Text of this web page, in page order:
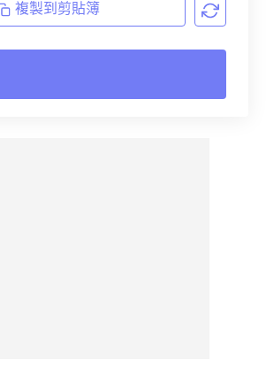
複製到剪貼簿